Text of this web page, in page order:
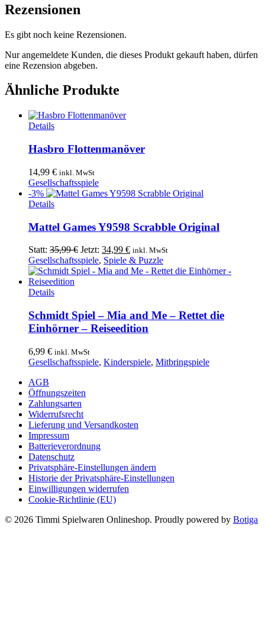
Rezensionen
Es gibt noch keine Rezensionen.
Nur angemeldete Kunden, die dieses Produkt gekauft haben, dürfen
eine Rezension abgeben.
Ähnliche Produkte
Details
Hasbro Flottenmanöver
14,99 € inkl. MwSt
Gesellschaftsspiele
-3%
Details
Mattel Games Y9598 Scrabble Original
Statt: 35,99€ Ursprünglicher
Preis
war:
Jetzt: 34,99 €Aktueller
Preis
ist:
inkl. MwSt
Gesellschaftsspiele, Spiele & Puzzle
Details
Schmidt Spiel – Mia and Me – Rettet die
Einhörner – Reiseedition
6,99 € inkl. MwSt
Gesellschaftsspiele, Kinderspiele, Mitbringspiele
AGB
Öffnungszeiten
Zahlungsarten
Widerrufsrecht
Lieferung und Versandkosten
Impressum
Batterieverordnung
Datenschutz
Privatsphäre-Einstellungen ändern
Historie der Privatsphäre-Einstellungen
Einwilligungen widerrufen
Cookie-Richtlinie (EU)
© 2026 Timmi Spielwaren Onlineshop. Proudly powered by Botiga